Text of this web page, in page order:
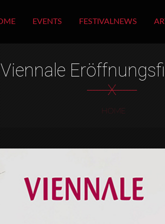
EVENTS FESTIVALNEWS
Viennale
X
HOME